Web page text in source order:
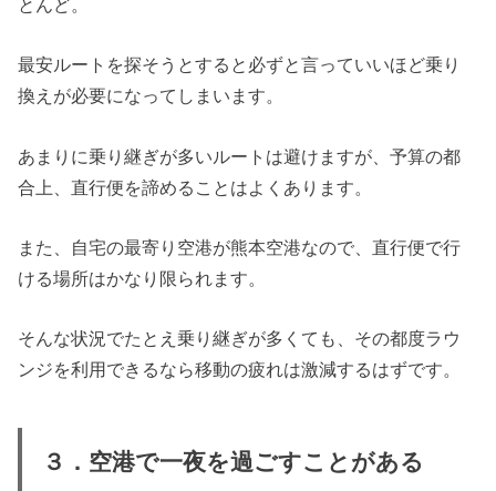
とんど。
最安ルートを探そうとすると必ずと言っていいほど乗り
換えが必要になってしまいます。
あまりに乗り継ぎが多いルートは避けますが、予算の都
合上、直行便を諦めることはよくあります。
また、自宅の最寄り空港が熊本空港なので、直行便で行
ける場所はかなり限られます。
そんな状況でたとえ乗り継ぎが多くても、その都度ラウ
ンジを利用できるなら移動の疲れは激減するはずです。
３．空港で一夜を過ごすことがある